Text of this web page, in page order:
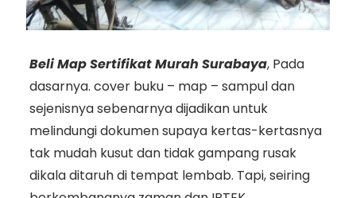
Beli Map Sertifikat Murah Surabaya, Pada
dasarnya. cover buku – map – sampul dan
sejenisnya sebenarnya dijadikan untuk
melindungi dokumen supaya kertas-kertasnya
tak mudah kusut dan tidak gampang rusak
dikala ditaruh di tempat lembab. Tapi, seiring